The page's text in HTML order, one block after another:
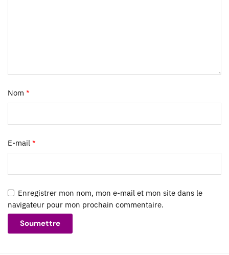
Nom *
E-mail *
Enregistrer mon nom, mon e-mail et mon site dans le
navigateur pour mon prochain commentaire.